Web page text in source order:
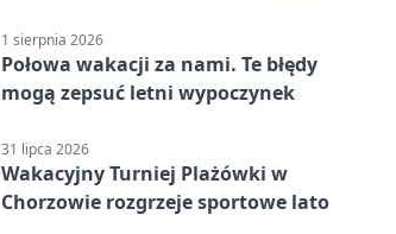
1 sierpnia 2026
Połowa wakacji za nami. Te błędy
mogą zepsuć letni wypoczynek
31 lipca 2026
Wakacyjny Turniej Plażówki w
Chorzowie rozgrzeje sportowe lato